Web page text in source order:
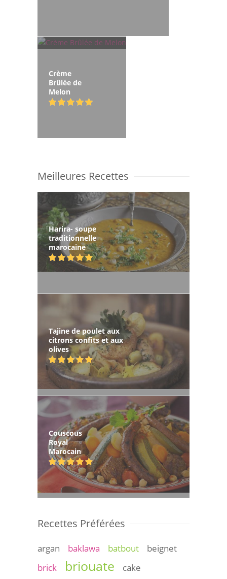
Crème
Brûlée de
Melon
Meilleures Recettes
Harira- soupe
traditionnelle
marocaine
Tajine de poulet aux
citrons confits et aux
olives
Couscous
Royal
Marocain
Recettes Préférées
argan baklawa batbout
beignet
brick
briouate
cake